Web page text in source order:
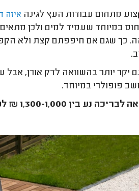
מתחום עבודות העץ לגינה איזה
במיוחד שעמיד למים ולכן
יקר יותר בהשוואה לדק אורן,
פופולרי במיוחד.
1,300-1,000 ₪ למ"ר כולל מע"מ.